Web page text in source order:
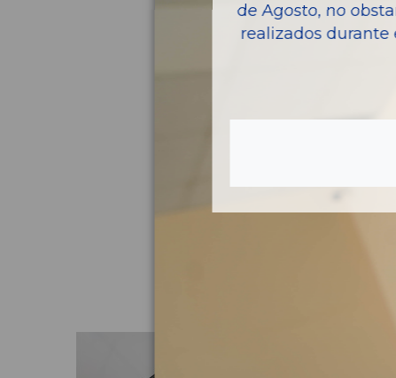
de Agosto, no
realizados durante